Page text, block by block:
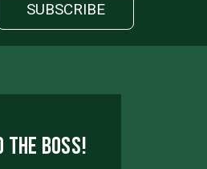
the boss!